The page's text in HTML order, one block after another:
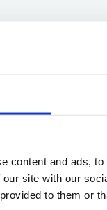
content and ads,
site with our
to them or